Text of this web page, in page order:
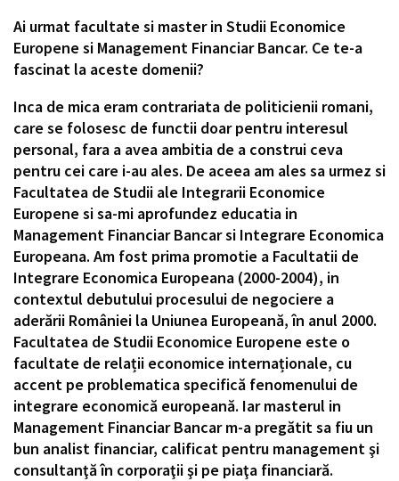
Ai urmat facultate si master in Studii Economice
Europene si Management Financiar Bancar. Ce te-a
fascinat la aceste domenii?
Inca de mica eram contrariata de politicienii romani,
care se folosesc de functii doar pentru interesul
personal, fara a avea ambitia de a construi ceva
pentru cei care i-au ales. De aceea am ales sa urmez si
Facultatea de Studii ale Integrarii Economice
Europene si sa-mi aprofundez educatia in
Management Financiar Bancar si Integrare Economica
Europeana. Am fost prima promotie a Facultatii de
Integrare Economica Europeana (2000-2004), in
contextul debutului procesului de negociere a
aderării României la Uniunea Europeană, în anul 2000.
Facultatea de Studii Economice Europene este o
facultate de relații economice internaționale, cu
accent pe problematica specifică fenomenului de
integrare economică europeană. Iar masterul in
Management Financiar Bancar m-a pregătit sa fiu un
bun analist financiar, calificat pentru management şi
consultanţă în corporaţii şi pe piaţa financiară.